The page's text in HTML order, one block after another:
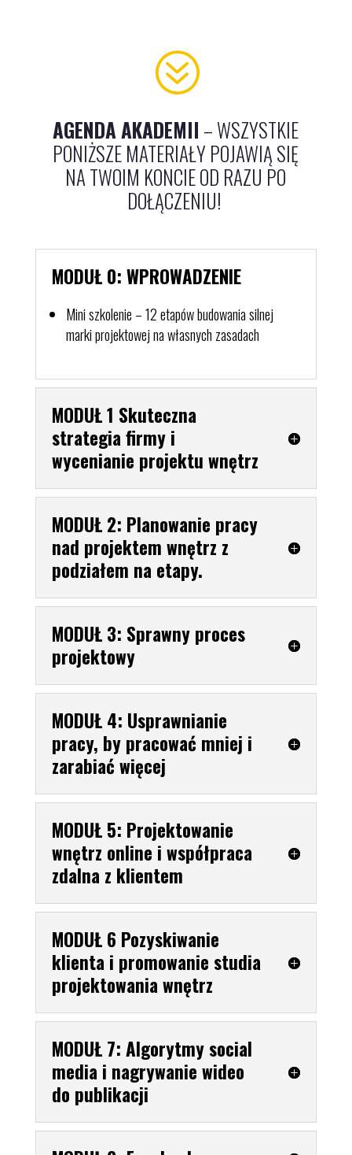
?
AGENDA AKADEMII – WSZYSTKIE
PONIŻSZE MATERIAŁY POJAWIĄ SIĘ
NA TWOIM KONCIE OD RAZU PO
DOŁĄCZENIU!
MODUŁ 0: WPROWADZENIE
Mini szkolenie – 12 etapów budowania silnej
marki projektowej na własnych zasadach
MODUŁ 1 Skuteczna
strategia firmy i
wycenianie projektu wnętrz
MODUŁ 2: Planowanie pracy
nad projektem wnętrz z
podziałem na etapy.
MODUŁ 3: Sprawny proces
projektowy
MODUŁ 4: Usprawnianie
pracy, by pracować mniej i
zarabiać więcej
MODUŁ 5: Projektowanie
wnętrz online i współpraca
zdalna z klientem
MODUŁ 6 Pozyskiwanie
klienta i promowanie studia
projektowania wnętrz
MODUŁ 7: Algorytmy social
media i nagrywanie wideo
do publikacji